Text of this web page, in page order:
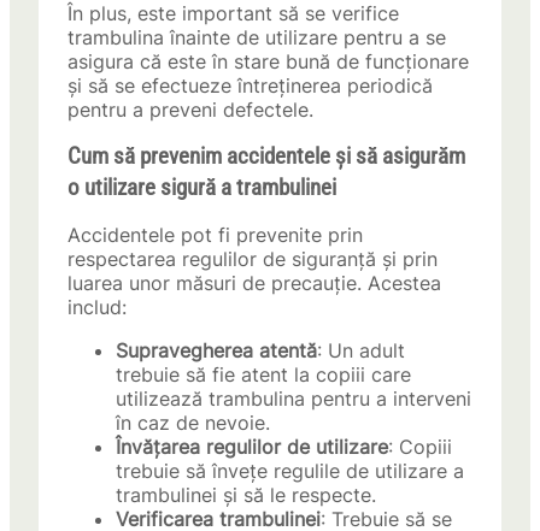
În plus, este important să se verifice
trambulina înainte de utilizare pentru a se
asigura că este în stare bună de funcționare
și să se efectueze întreținerea periodică
pentru a preveni defectele.
Cum să prevenim accidentele și să asigurăm
o utilizare sigură a trambulinei
Accidentele pot fi prevenite prin
respectarea regulilor de siguranță și prin
luarea unor măsuri de precauție. Acestea
includ:
Supravegherea atentă: Un adult
trebuie să fie atent la copiii care
utilizează trambulina pentru a interveni
în caz de nevoie.
Învățarea regulilor de utilizare: Copiii
trebuie să învețe regulile de utilizare a
trambulinei și să le respecte.
Verificarea trambulinei: Trebuie să se